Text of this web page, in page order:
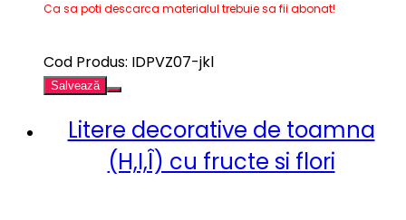
Ca sa poti descarca materialul trebuie sa fii abonat!
Cod Produs: IDPVZ07-jkl
Salvează
Litere decorative de toamna
(H,I,Î) cu fructe si flori